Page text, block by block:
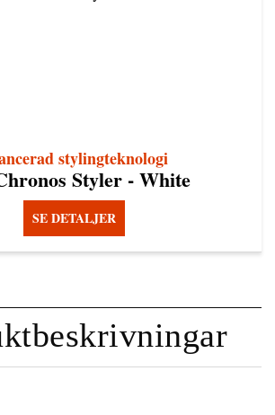
stylingteknologi
Styler - White
SE DETALJER